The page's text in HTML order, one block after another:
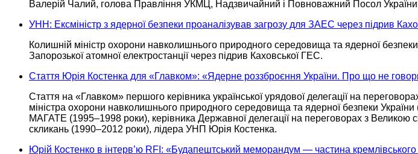
Валерій Чалий, голова Правління УКМЦ, Надзвичайний і Повноважний Посол України
УНН: Ексміністр з ядерної безпеки проаналізував загрозу для ЗАЕС через підрив
Колишній міністр охорони навколишнього природного середовища та ядерної
Запорозької атомної електростанції через підрив Каховської ГЕС.
Стаття Юрія Костенка для «Главком»: «Ядерне роззброєння України. Про що не
Стаття на «Главком» першого керівника української урядової делегації на
міністра охорони навколишнього природного середовища та ядерної безпеки України
МАГАТЕ (1995–1998 роки), керівника Державної делегації на переговорах з Великою
скликань (1990–2012 роки), лідера УНП Юрія Костенка.
Юрій Костенко в інтерв’ю RFI: «Будапештський меморандум — частина